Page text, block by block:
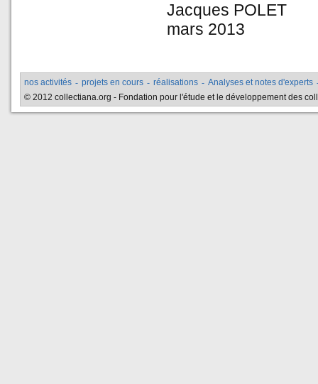
Jacques POLET
mars 2013
nos activités - projets en cours - réalisations - Analyses et notes d'experts
© 2012 collectiana.org - Fondation pour l'étude et le développement des